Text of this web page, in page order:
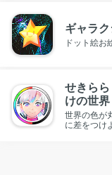
ギャラ
ドット絵お
せきら
けの世界
世界の色が
に差をつけ